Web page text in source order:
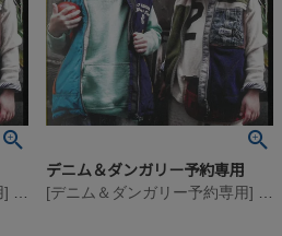
デニム＆ダンガリー予約専用